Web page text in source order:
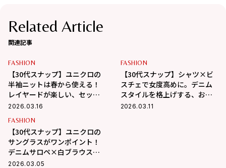
Related Article
関連記事
FASHION
【30代スナップ】ユニクロの
半袖ニットは春から使える！
レイヤードが楽しい、セット
アップコーデ
2026.03.16
FASHION
【30代スナップ】シャツ×ビ
スチェで女度高めに。デニム
スタイルを格上げする、お手
本コーデ
2026.03.11
FASHION
【30代スナップ】ユニクロの
サングラスがワンポイント！
デニムサロペ×白ブラウスで
春の装い
2026.03.05